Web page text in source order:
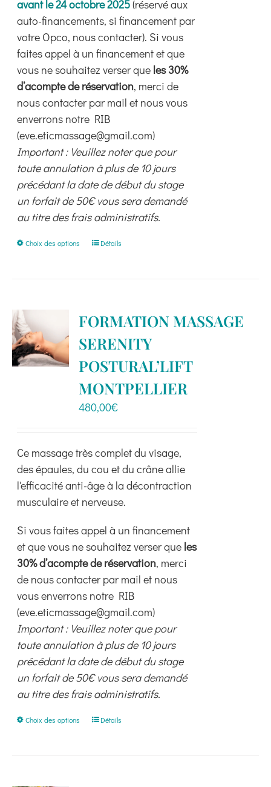
avant le 24 octobre 2025(réservé aux
auto-financements, si financement par
votre Opco, nous contacter). Si vous
faites appel à un financement et que
vous ne souhaitez verser que les 30%
d’acompte de réservation, merci de
nous contacter par mail et nous vous
enverrons notre RIB
(eve.eticmassage@gmail.com)
Important : Veuillez noter que pour
toute annulation à plus de 10 jours
précédant la date de début du stage
un forfait de 50€ vous sera demandé
au titre des frais administratifs.
Choix des options
Ce
Les
options
peuvent
être
choisies
sur
du
produit
Détails
FORMATION MASSAGE
SERENITY
POSTURAL’LIFT
MONTPELLIER
480,00€
Ce massage très complet du visage,
des épaules, du cou et du crâne allie
l'efficacité anti-âge à la décontraction
musculaire et nerveuse.
Si vous faites appel à un financement
et que vous ne souhaitez verser que les
30% d’acompte de réservation, merci
de nous contacter par mail et nous
vous enverrons notre RIB
(eve.eticmassage@gmail.com)
Important : Veuillez noter que pour
toute annulation à plus de 10 jours
précédant la date de début du stage
un forfait de 50€ vous sera demandé
au titre des frais administratifs.
Choix des options
CeDétails